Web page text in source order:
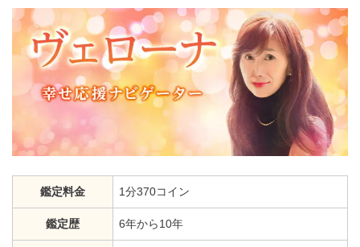
鑑定料金 1分370コイン
鑑定歴 6年から10年